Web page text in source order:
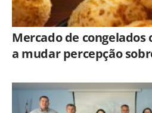
Mercado de congelados
a mudar percepção